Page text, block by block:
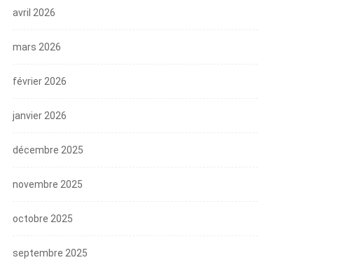
avril 2026
mars 2026
février 2026
janvier 2026
décembre 2025
novembre 2025
octobre 2025
septembre 2025